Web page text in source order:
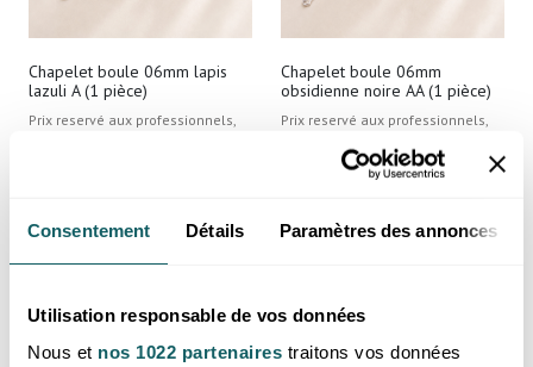
Consentement Détails Paramètres des annonces
Utilisation responsable de vos données
Nous et nos 1022 partenaires traitons vos données
Chapelet boule 06mm lapis
lazuli A (1 pièce)
Prix reservé aux professionnels,
Chapelet boule 06mm
obsidienne noire AA (1 pièce)
Prix reservé aux professionnels,
connecter